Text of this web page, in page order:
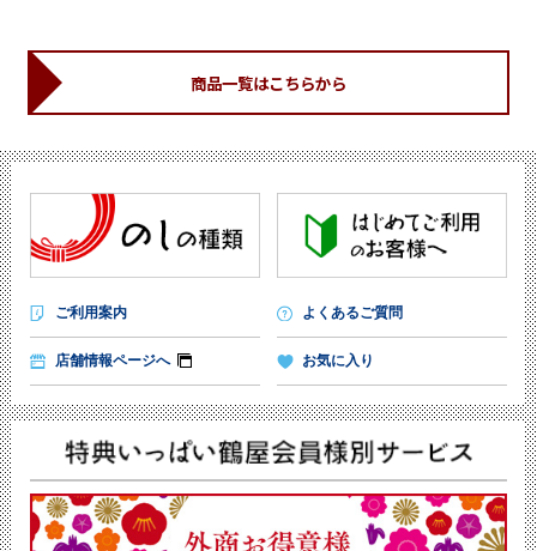
商品一覧はこちらから
ご利用案内 よくあるご質問
店舗情報ページへ お気に入り